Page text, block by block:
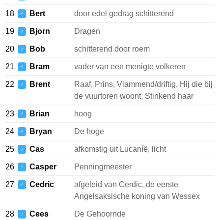
18 ♂ Bert door edel gedrag schitterend
19 ♂ Bjorn Dragen
20 ♂ Bob schitterend door roem
21 ♂ Bram vader van een menigte volkeren
22 ♂ Brent
Raaf, Prins, Vlammend/driftig, Hij die bij
de vuurtoren woont, Stinkend haar
23 ♂ Brian hoog
24 ♂ Bryan De hoge
25 ♂ Cas afkomstig uit Lucaníë, licht
26 ♂ Casper Penningmeester
27 ♂ Cedric
afgeleid van Cerdic, de eerste
Angelsaksische koning van Wessex
28 ♂ Cees De Gehoornde